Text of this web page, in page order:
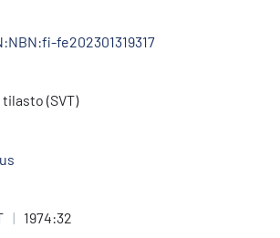
fe202301319317
(SVT)
| 1974:32